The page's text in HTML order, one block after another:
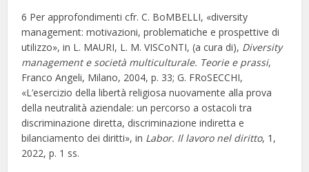
6 Per approfondimenti cfr. C. BoMBELLI, «diversity
management: motivazioni, problematiche e prospettive di
utilizzo», in L. MAURI, L. M. VISCoNTI, (a cura di), Diversity
management e società multiculturale. Teorie e prassi,
Franco Angeli, Milano, 2004, p. 33; G. FRoSECCHI,
«L’esercizio della libertà religiosa nuovamente alla prova
della neutralità aziendale: un percorso a ostacoli tra
discriminazione diretta, discriminazione indiretta e
bilanciamento dei diritti», in Labor. Il lavoro nel diritto, 1,
2022, p. 1 ss.